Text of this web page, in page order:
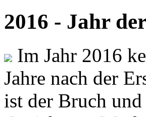
2016 - Jahr
Im Jahr 2016
Jahre nach der
ist der Bruch